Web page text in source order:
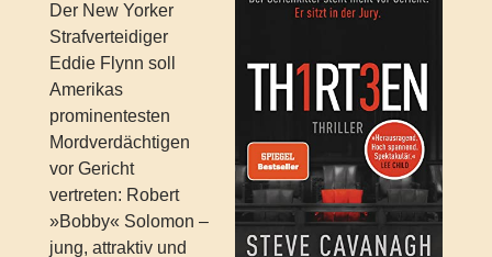
Der New Yorker
Strafverteidiger
Eddie Flynn soll
Amerikas
prominentesten
Mordverdächtigen
vor Gericht
vertreten: Robert
»Bobby« Solomon –
jung, attraktiv und